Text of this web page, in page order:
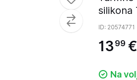
silikona
ID: 20574771
13 99 €
Na